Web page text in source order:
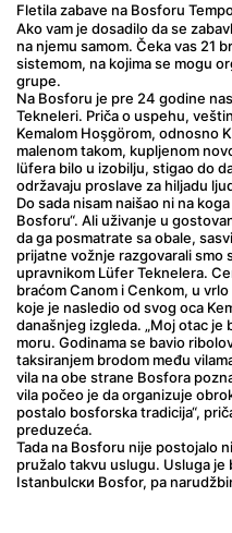
Fletila zabave na Bosforu
Ako vam je dosadilo da se
na njemu samom. Čeka vas 21
sistemom, na kojima se mogu
grupe.
Na Bosforu je pre 24 godine
Tekneleri. Priča o uspehu,
Kemalom Hoşgörom, odnosno
malenom takom, kupljenom
lüfera bilo u izobilju, stigao do
održavaju proslave za hiljadu
Do sada nisam naišao ni na
Bosforu“. Ali uživanje u
da ga posmatrate sa obale,
prijatne vožnje razgovarali smo
upravnikom Lüfer Teknelera.
braćom Canom i Cenkom, u
koje je nasledio od svog oca
današnjeg izgleda. „Moj otac
moru. Godinama se bavio
taksiranjem brodom među
vila na obe strane Bosfora
vila počeo je da organizuje
postalo bosforska tradicija“,
preduzeća.
Tada na Bosforu nije postojalo
pružalo takvu uslugu. Usluga
Istanbulски Bosfor, pa